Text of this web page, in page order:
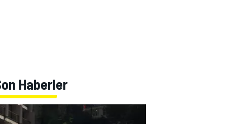
Haberler